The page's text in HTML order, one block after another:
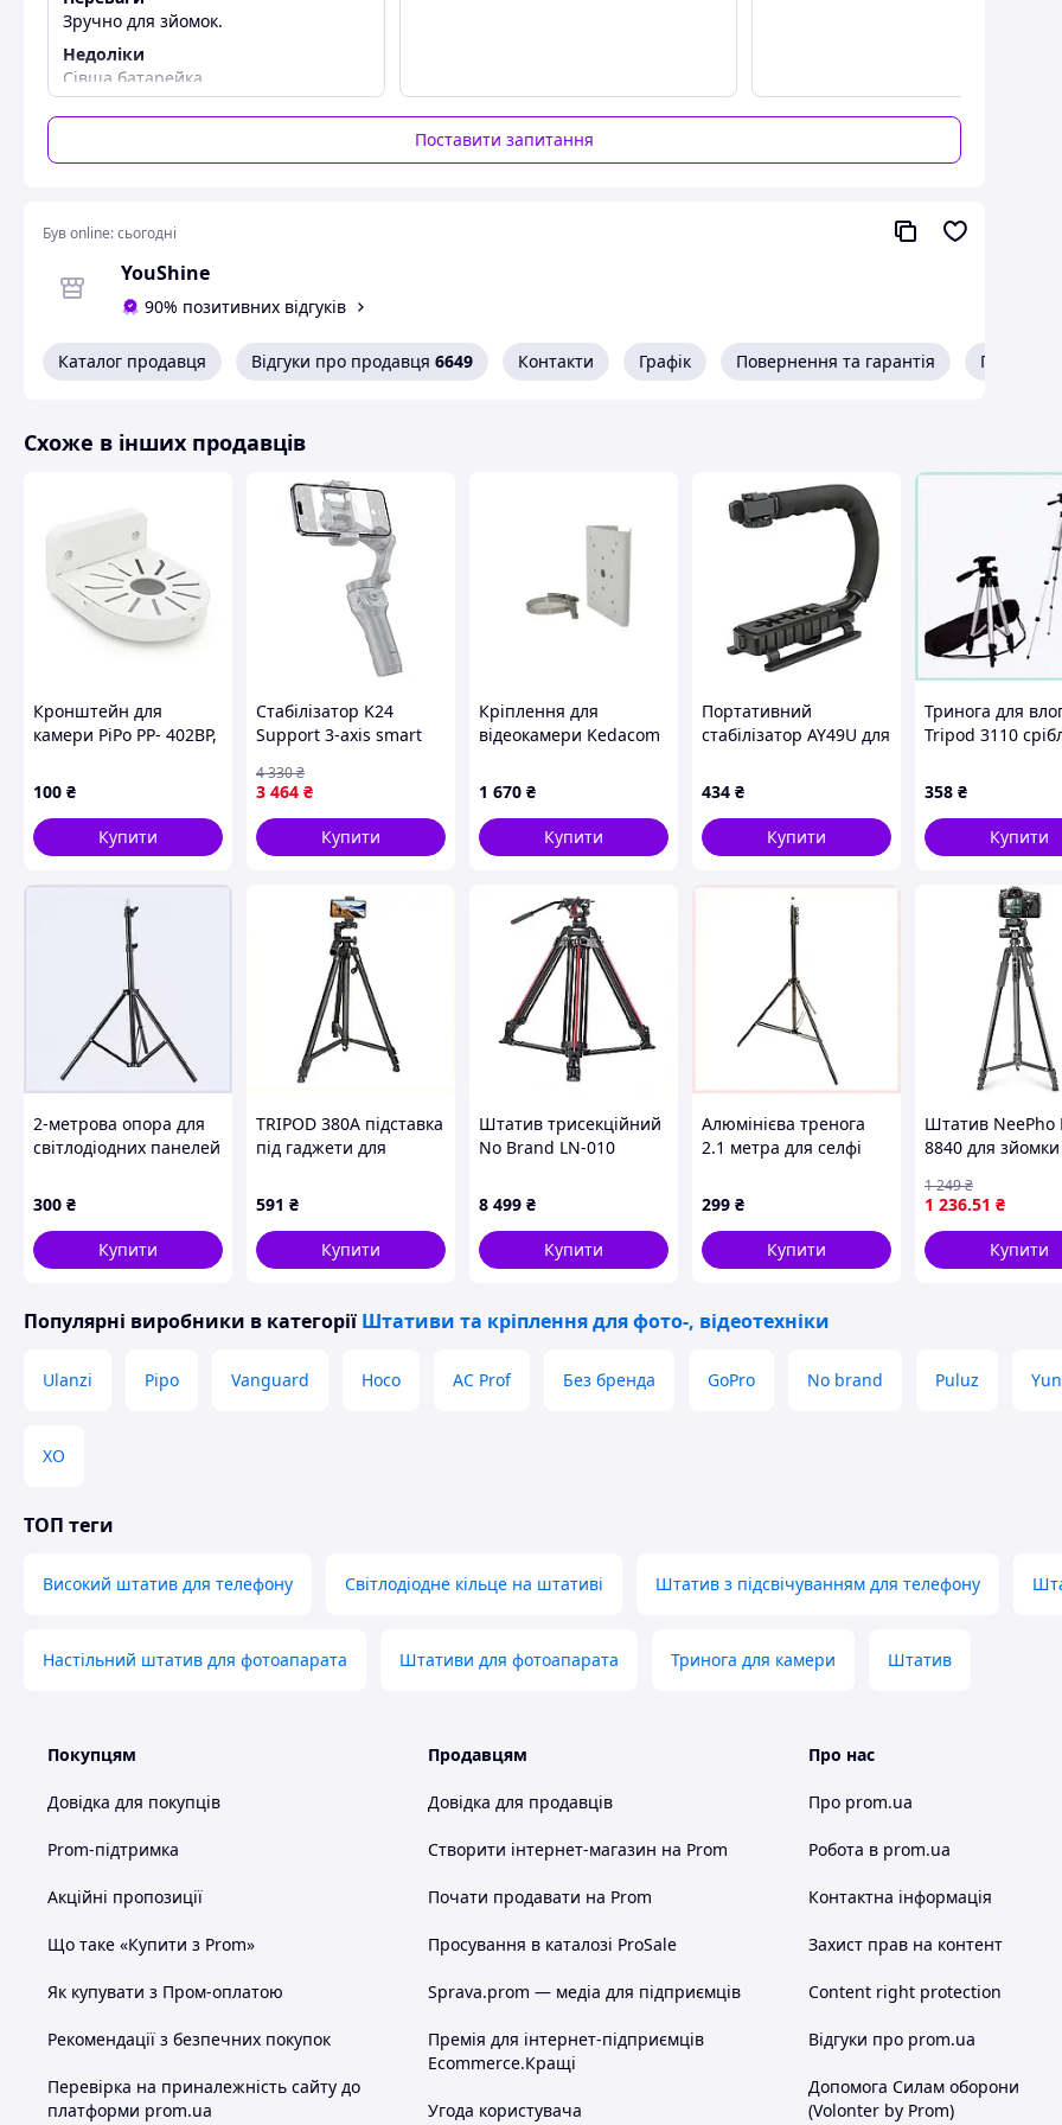
Схожі товари за характеристиками
Зручно для зйомок.
Недоліки
Сівша батарейка.
Поставити запитання
Був online:сьогодні
YouShine
90% позитивних відгуків
Каталог продавця Відгуки про продавця 6649 Контакти Графік Повернення та гарантія Про
Схоже в інших продавців
Кронштейн для
камери PiPo PP- 402BP,
100 ₴
Купити
Стабілізатор K24
Support 3-axis smart
CL0191578
3 464 ₴
4 330₴
Купити
Кріплення для
відеокамери Kedacom
1 670 ₴
Купити
Портативний
стабілізатор AY49U для
ручна стабілізуюча
підставка – кронштейн
із тримачем камери/
телефону та
434 ₴
Купити
Тринога для
Tripod 3110
358 ₴
Купити
2-метрова опора для
світлодіодних панелей
300 ₴
Купити
TRIPOD 380A підставка
під гаджети для
591 ₴
Купити
Штатив трисекційний
No Brand LN-010
Чорно-червоний
(2543821678),
894M3M686
8 499 ₴
Купити
Алюмінієва тренога
2.1 метра для селфі
299 ₴
Купити
Штатив NeePho
8840 для
тримачем у
1 236.51 ₴
1 249₴
Купити
Популярні виробники в категорії Штативи та кріплення для фото-, відеотехніки
Ulanzi Pipo Vanguard Hoco AC Prof Без бренда GoPro No brand Puluz
XO
ТОП теги
Високий штатив для телефону Світлодіодне кільце на штативі Штатив з підсвічуванням для телефону
Настільний штатив для фотоапарата Штативи для фотоапарата Тринога для камери Штатив
Покупцям
Довідка для покупців
Prom-підтримка
Акційні пропозиції
Що таке «Купити з Prom»
Як купувати з Пром-оплатою
Рекомендації з безпечних покупок
Перевірка на приналежність сайту до
платформи prom.ua
Продавцям
Довідка для продавців
Створити інтернет-магазин на Prom
Почати продавати на Prom
Просування в каталозі ProSale
Sprava.prom — медіа для підприємців
Премія для інтернет-підприємців
Ecommerce.Кращі
Угода користувача
Про нас
Про prom.ua
Робота в prom.ua
Контактна інформація
Захист прав на контент
Content right protection
Відгуки про prom.ua
Допомога Силам оборони
(Volonter by Prom)